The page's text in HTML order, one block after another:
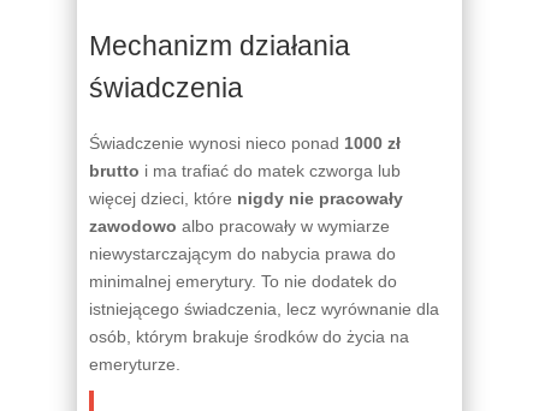
Mechanizm działania
świadczenia
Świadczenie wynosi nieco ponad 1000 zł
brutto i ma trafiać do matek czworga lub
więcej dzieci, które nigdy nie pracowały
zawodowo albo pracowały w wymiarze
niewystarczającym do nabycia prawa do
minimalnej emerytury. To nie dodatek do
istniejącego świadczenia, lecz wyrównanie dla
osób, którym brakuje środków do życia na
emeryturze.